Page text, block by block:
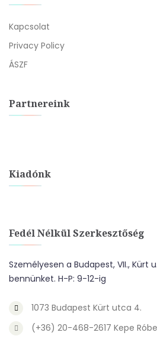
Kapcsolat
Privacy Policy
ÁSZF
Partnereink
Kiadónk
Fedél Nélkül Szerkesztőség
Személyesen a Budapest, VII., Kürt
bennünket. H-P: 9-12-ig
1073 Budapest Kürt utca 4.
(+36) 20-468-2617 Kepe